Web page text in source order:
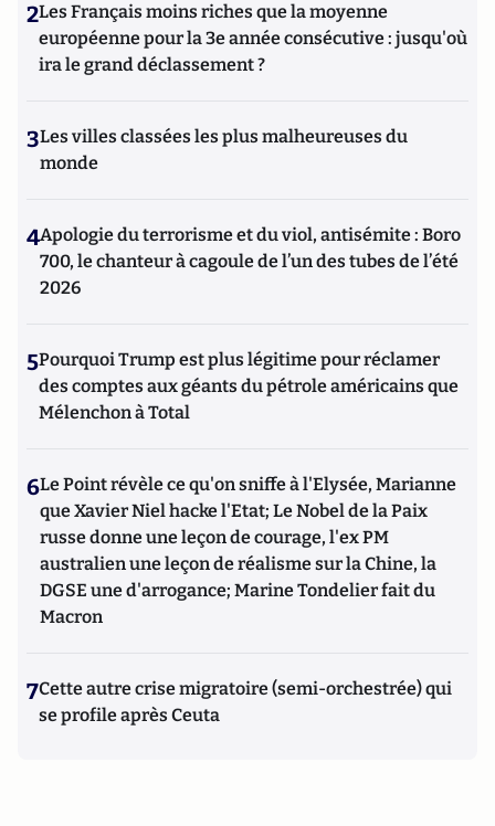
2Les Français moins riches que la moyenne
européenne pour la 3e année consécutive : jusqu'où
ira le grand déclassement ?
3Les villes classées les plus malheureuses du
monde
4Apologie du terrorisme et du viol, antisémite : Boro
700, le chanteur à cagoule de l’un des tubes de l’été
2026
5Pourquoi Trump est plus légitime pour réclamer
des comptes aux géants du pétrole américains que
Mélenchon à Total
6Le Point révèle ce qu'on sniffe à l'Elysée, Marianne
que Xavier Niel hacke l'Etat; Le Nobel de la Paix
russe donne une leçon de courage, l'ex PM
australien une leçon de réalisme sur la Chine, la
DGSE une d'arrogance; Marine Tondelier fait du
Macron
7Cette autre crise migratoire (semi-orchestrée) qui
se profile après Ceuta